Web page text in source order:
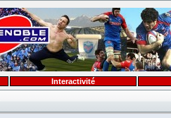
Interactivité